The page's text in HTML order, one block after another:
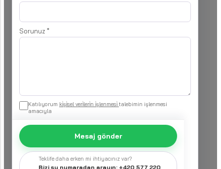
Sorunuz *
Katılıyorum ki̇şi̇sel veri̇leri̇n i̇şlenmesi̇ talebimin işlenmesi
amacıyla
Mesaj gönder
Teklife daha erken mi ihtiyacınız var?
Bizi şu numaradan arayın: +420 577 220